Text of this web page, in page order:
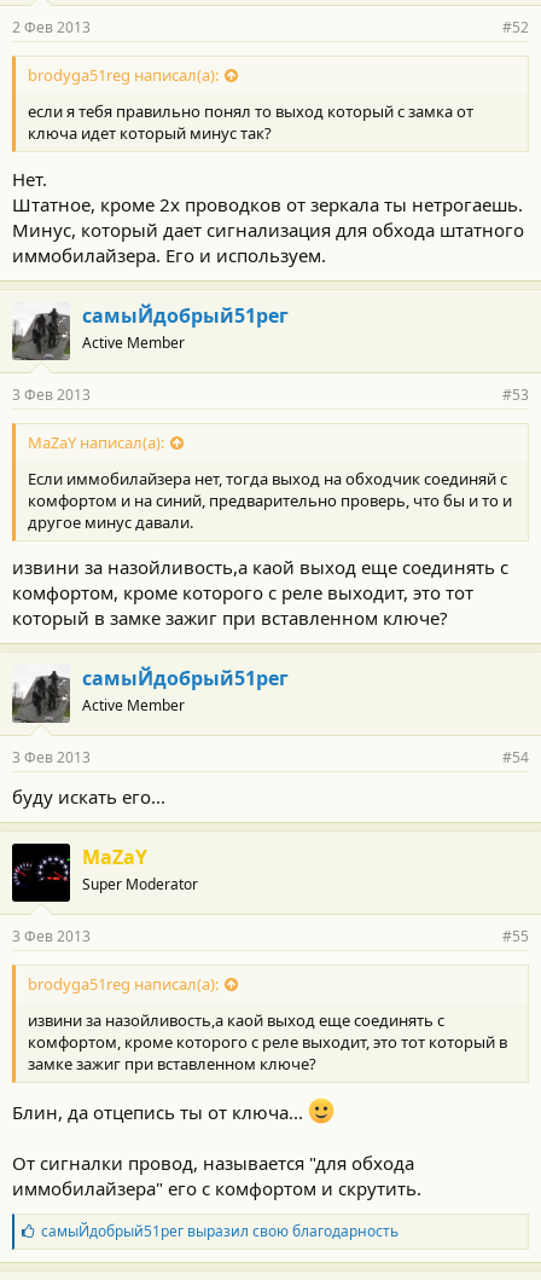
2 Фев 2013 #52
brodyga51reg написал(а):
если я тебя правильно понял то выход который с замка от
ключа идет который минус так?
Нет.
Штатное, кроме 2х проводков от зеркала ты нетрогаешь.
Минус, который дает сигнализация для обхода штатного
иммобилайзера. Его и используем.
самыЙдобрый51рег
Active Member
3 Фев 2013 #53
MaZaY написал(а):
Если иммобилайзера нет, тогда выход на обходчик соединяй с
комфортом и на синий, предварительно проверь, что бы и то и
другое минус давали.
извини за назойливость,а каой выход еще соединять с
комфортом, кроме которого с реле выходит, это тот
который в замке зажиг при вставленном ключе?
самыЙдобрый51рег
Active Member
3 Фев 2013 #54
буду искать его...
MaZaY
Super Moderator
3 Фев 2013 #55
brodyga51reg написал(а):
извини за назойливость,а каой выход еще соединять с
комфортом, кроме которого с реле выходит, это тот который в
замке зажиг при вставленном ключе?
Блин, да отцепись ты от ключа...
От сигналки провод, называется "для обхода
иммобилайзера" его с комфортом и скрутить.
Б
л
а
самыЙдобрый51регвыразил свою благодарность